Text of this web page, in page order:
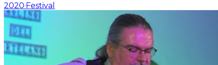
2020·Festival